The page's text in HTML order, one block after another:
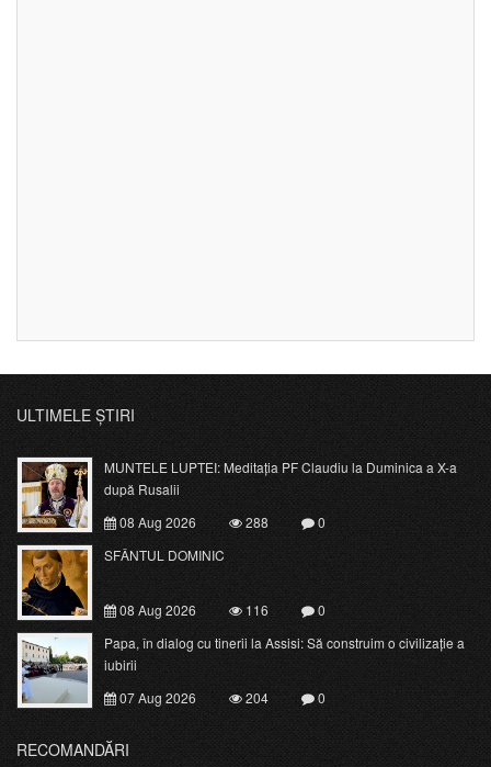
ULTIMELE ȘTIRI
MUNTELE LUPTEI: Meditația PF Claudiu la Duminica a X-a
după Rusalii
08 Aug 2026
288
0
SFÂNTUL DOMINIC
08 Aug 2026 116
0
Papa, în dialog cu tinerii la Assisi: Să construim o civilizație a
iubirii
07 Aug 2026
204 0
RECOMANDĂRI